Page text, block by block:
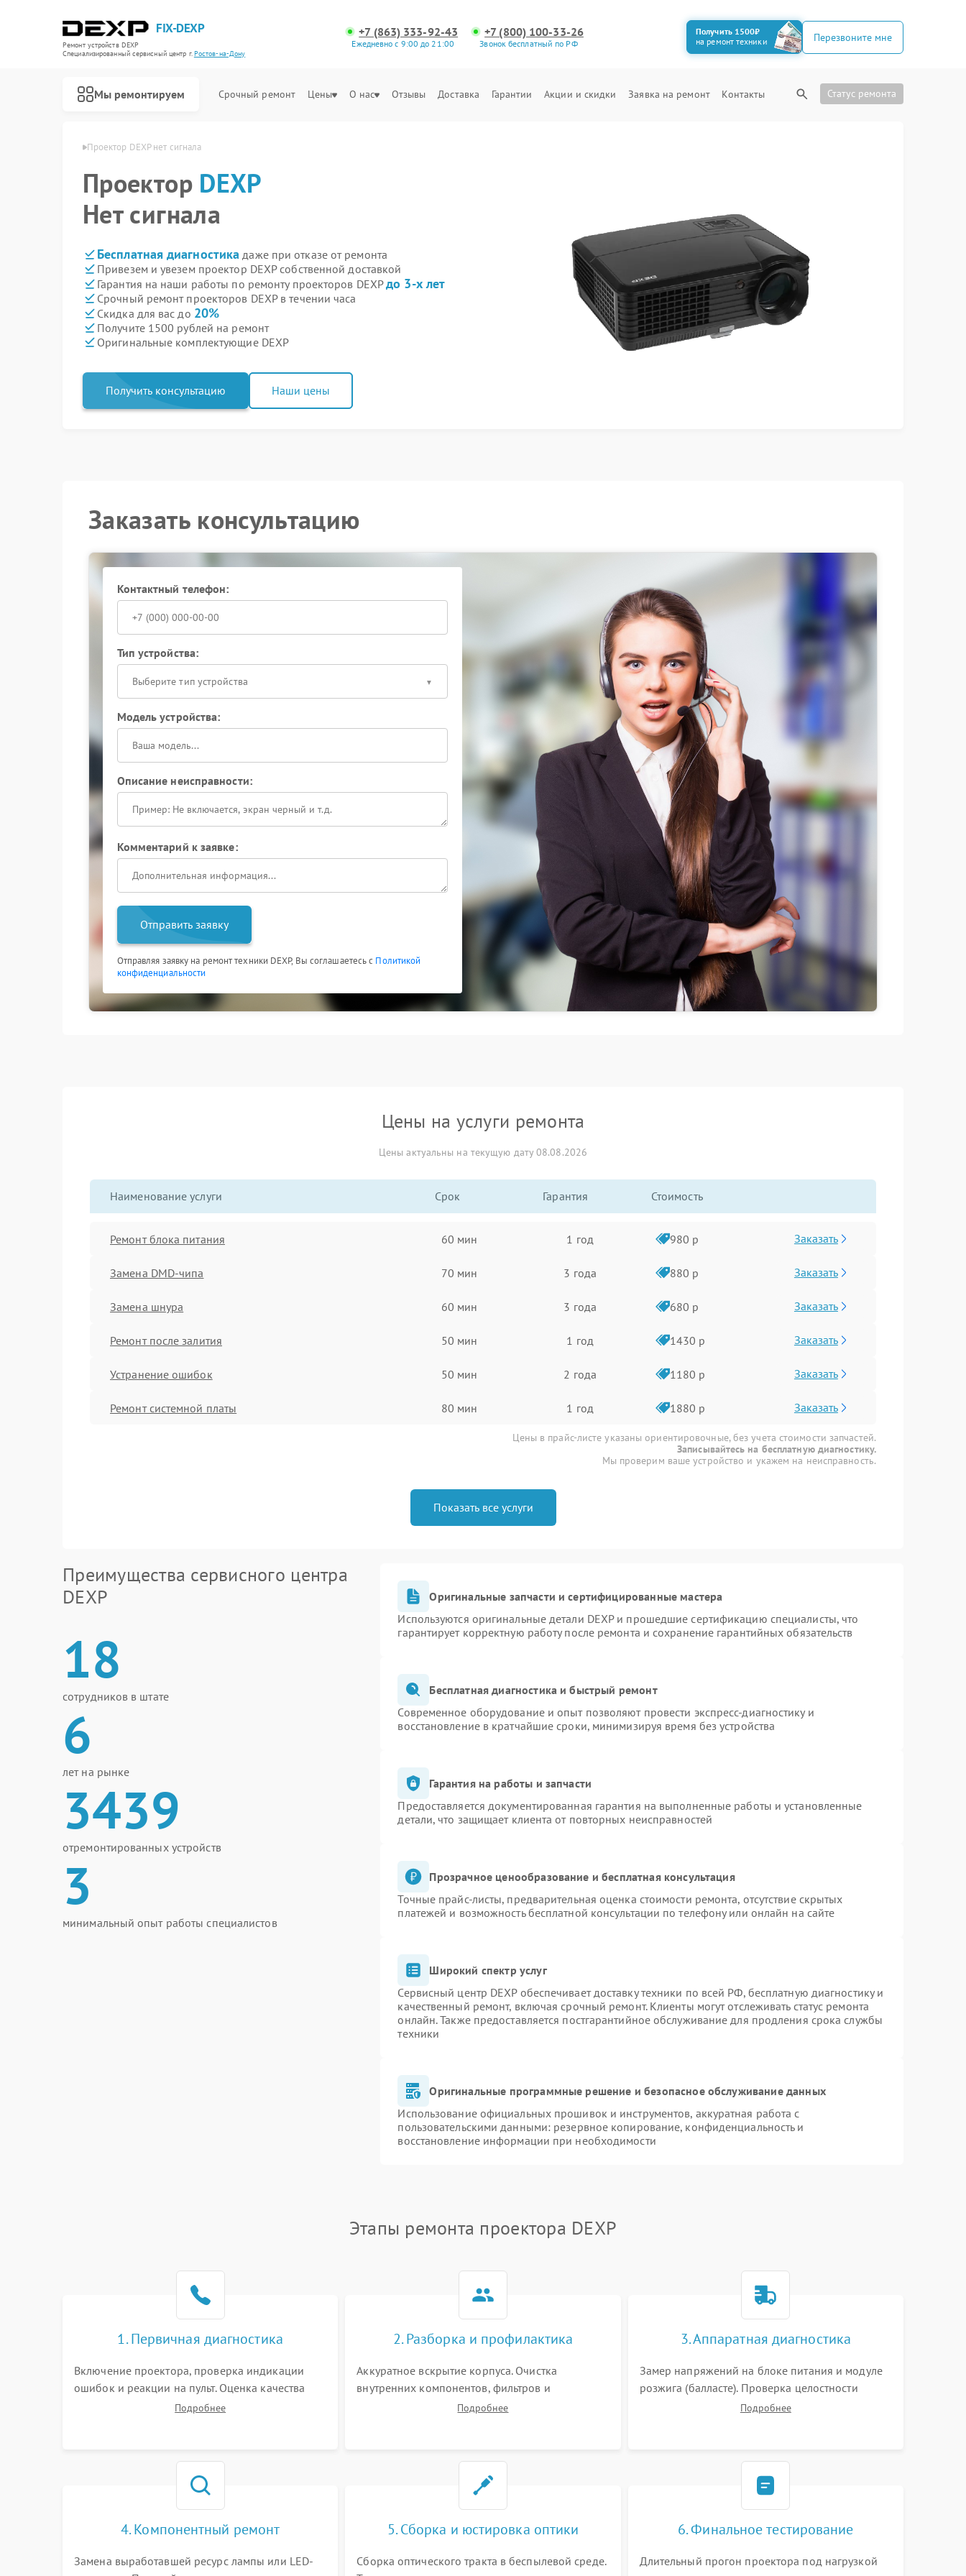
FIX-DEXP
Ремонт устройств DEXP
Специализированный cервисный центр г.Ростов-на-Дону
+7 (863) 333-92-43
Ежедневно с 9:00 до 21:00
+7 (800) 100-33-26
Звонок бесплатный по РФ
Получить 1500₽
на ремонт техники
Перезвоните мне
Мы ремонтируем Срочный ремонт Цены О нас Отзывы Доставка Гарантии Акции и скидки Заявка на ремонт Контакты Статус ремонта
Проектор DEXP нет сигнала
Проектор DEXP
Нет сигнала
Бесплатная диагностика даже при отказе от ремонта
Привезем и увезем проектор DEXP собственной доставкой
Гарантия на наши работы по ремонту проекторов DEXPдо 3-х лет
Срочный ремонт проекторов DEXP в течении часа
Скидка для вас до 20%
Получите 1500 рублей на ремонт
Оригинальные комплектующие DEXP
Получить консультацию Наши цены
Заказать консультацию
Контактный телефон:
Тип устройства:
Выберите тип устройства
Модель устройства:
Описание неисправности:
Комментарий к заявке:
Отправить заявку
Отправляя заявку на ремонт техники DEXP, Вы соглашаетесь с Политикой
конфиденциальности
Цены на услуги ремонта
Цены актуальны на текущую дату 08.08.2026
Наименование услуги Срок Гарантия Стоимость
Ремонт блока питания 60 мин 1 год 980 р Заказать
Замена DMD-чипа 70 мин 3 года 880 р Заказать
Замена шнура 60 мин 3 года 680 р Заказать
Ремонт после залития 50 мин 1 год 1430 р Заказать
Устранение ошибок 50 мин 2 года 1180 р Заказать
Ремонт системной платы 80 мин 1 год 1880 р Заказать
Цены в прайс-листе указаны ориентировочные, без учета стоимости запчастей.
Записывайтесь на бесплатную диагностику.
Мы проверим ваше устройство и укажем на неисправность.
Показать все услуги
Преимущества сервисного центра
DEXP
18
сотрудников в штате
6
лет на рынке
3439
отремонтированных устройств
3
минимальный опыт работы специалистов
Оригинальные запчасти и сертифицированные мастера
Используются оригинальные детали DEXP и прошедшие сертификацию специалисты, что
гарантирует корректную работу после ремонта и сохранение гарантийных обязательств
Бесплатная диагностика и быстрый ремонт
Современное оборудование и опыт позволяют провести экспресс-диагностику и
восстановление в кратчайшие сроки, минимизируя время без устройства
Гарантия на работы и запчасти
Предоставляется документированная гарантия на выполненные работы и установленные
детали, что защищает клиента от повторных неисправностей
Прозрачное ценообразование и бесплатная консультация
Точные прайс-листы, предварительная оценка стоимости ремонта, отсутствие скрытых
платежей и возможность бесплатной консультации по телефону или онлайн на сайте
Широкий спектр услуг
Сервисный центр DEXP обеспечивает доставку техники по всей РФ, бесплатную диагностику и
качественный ремонт, включая срочный ремонт. Клиенты могут отслеживать статус ремонта
онлайн. Также предоставляется постгарантийное обслуживание для продления срока службы
техники
Оригинальные программные решение и безопасное обслуживание данных
Использование официальных прошивок и инструментов, аккуратная работа с
пользовательскими данными: резервное копирование, конфиденциальность и
восстановление информации при необходимости
Этапы ремонта проектора DEXP
1. Первичная диагностика
Включение проектора, проверка индикации
ошибок и реакции на пульт. Оценка качества
проекции, яркости лампы, наличия артефактов
Подробнее
2. Разборка и профилактика
Аккуратное вскрытие корпуса. Очистка
внутренних компонентов, фильтров и
вентиляторов от накопившейся пыли.
Подробнее
3. Аппаратная диагностика
Замер напряжений на блоке питания и модуле
розжига (балласте). Проверка целостности
цветового колеса (DLP) или поляризаторов (LCD).
Подробнее
4. Компонентный ремонт
Замена выработавшей ресурс лампы или LED-
5. Сборка и юстировка оптики
Сборка оптического тракта в беспылевой среде.
6. Финальное тестирование
Длительный прогон проектора под нагрузкой